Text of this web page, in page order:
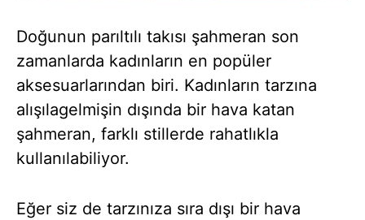
Doğunun parıltılı takısı şahmeran son
zamanlarda kadınların en popüler
aksesuarlarından biri. Kadınların tarzına
alışılagelmişin dışında bir hava katan
şahmeran, farklı stillerde rahatlıkla
kullanılabiliyor.
Eğer siz de tarzınıza sıra dışı bir hava